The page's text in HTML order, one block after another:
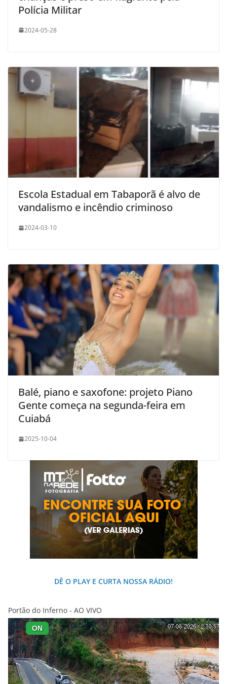
Polícia Militar
2024-05-28
Escola Estadual em Tabaporã é alvo de
vandalismo e incêndio criminoso
2024-03-10
Balé, piano e saxofone: projeto Piano
Gente começa na segunda-feira em
Cuiabá
2025-10-04
DÊ O PLAY E CURTA NOSSA RÁDIO!
Portão do Inferno - AO VIVO